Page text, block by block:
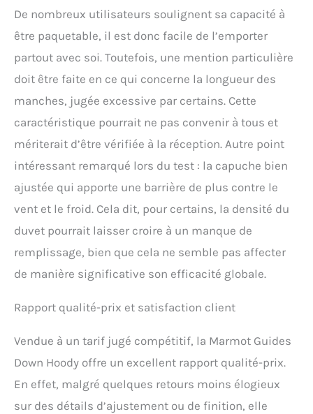
De nombreux utilisateurs soulignent sa capacité à
être paquetable, il est donc facile de l’emporter
partout avec soi. Toutefois, une mention particulière
doit être faite en ce qui concerne la longueur des
manches, jugée excessive par certains. Cette
caractéristique pourrait ne pas convenir à tous et
mériterait d’être vérifiée à la réception. Autre point
intéressant remarqué lors du test : la capuche bien
ajustée qui apporte une barrière de plus contre le
vent et le froid. Cela dit, pour certains, la densité du
duvet pourrait laisser croire à un manque de
remplissage, bien que cela ne semble pas affecter
de manière significative son efficacité globale.
Rapport qualité-prix et satisfaction client
Vendue à un tarif jugé compétitif, la Marmot Guides
Down Hoody offre un excellent rapport qualité-prix.
En effet, malgré quelques retours moins élogieux
sur des détails d’ajustement ou de finition, elle